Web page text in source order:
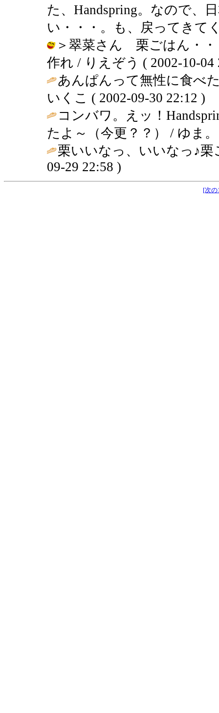
た、Handspring。なので、
い・・・。も、戻ってきて
＞翠菜さん 栗ごはん・
作れ / りえぞう ( 2002-10-04
あんぱんって無性に食べ
いくこ ( 2002-09-30 22:12 )
コンバワ。えッ！
たよ～（今更？？） / ゆま
栗いいなっ、いいなっ♪
09-29 22:58 )
[次